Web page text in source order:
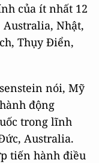
của ít nhất 12
Nhật,
Thụy Điển,
nói, Mỹ
động
trong lĩnh
Australia.
tiến hành điều